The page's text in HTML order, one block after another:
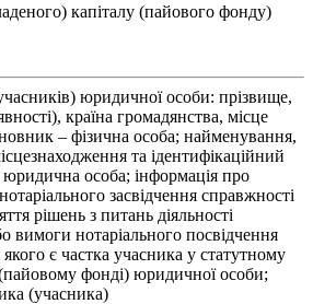
капіталу (пайового фонду)
юридичної особи: прізвище,
країна громадянства, місце
– фізична особа; найменування,
та ідентифікаційний
особа; інформація про
засвідчення справжності
рішень з питань діяльності
вимоги нотаріального посвідчення
є частка учасника у статутному
фонді) юридичної особи;
(учасника)